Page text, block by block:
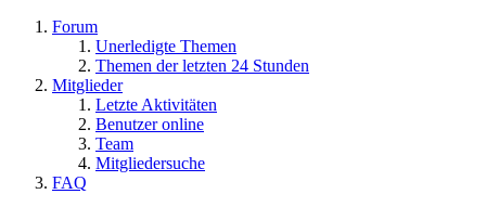
Forum
Unerledigte Themen
Themen der letzten 24 Stunden
Mitglieder
Letzte Aktivitäten
Benutzer online
Team
Mitgliedersuche
FAQ